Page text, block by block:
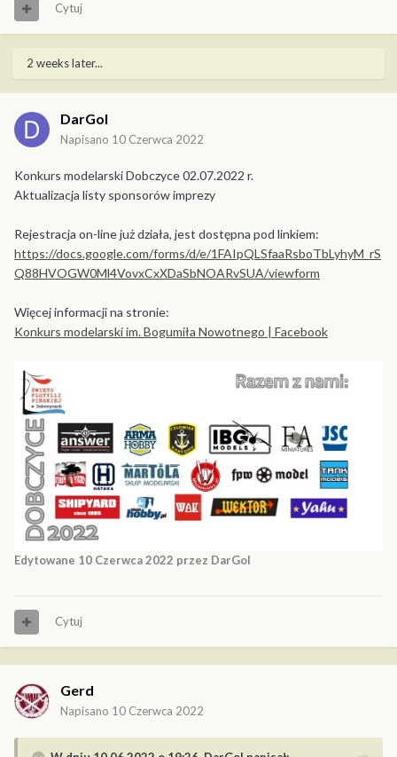
Cytuj
2 weeks later...
DarGol
Napisano 10 Czerwca 2022
Konkurs modelarski Dobczyce 02.07.2022 r.
Aktualizacja listy sponsorów imprezy
Rejestracja on-line już działa, jest dostępna pod linkiem:
https://docs.google.com/forms/d/e/1FAIpQLSfaaRsboTbLyhyM_rS
Q88HVOGW0Ml4VovxCxXDaSbNOARvSUA/viewform
Więcej informacji na stronie:
Konkurs modelarski im. Bogumiła Nowotnego | Facebook
Edytowane 10 Czerwca 2022 przez DarGol
Cytuj
Gerd
Napisano 10 Czerwca 2022